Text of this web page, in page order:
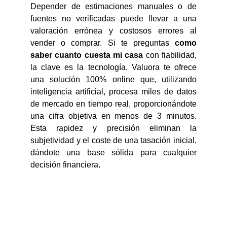
Depender de estimaciones manuales o de
fuentes no verificadas puede llevar a una
valoración errónea y costosos errores al
vender o comprar. Si te preguntas como
saber cuanto cuesta mi casa con fiabilidad,
la clave es la tecnología. Valuora te ofrece
una solución 100% online que, utilizando
inteligencia artificial, procesa miles de datos
de mercado en tiempo real, proporcionándote
una cifra objetiva en menos de 3 minutos.
Esta rapidez y precisión eliminan la
subjetividad y el coste de una tasación inicial,
dándote una base sólida para cualquier
decisión financiera.